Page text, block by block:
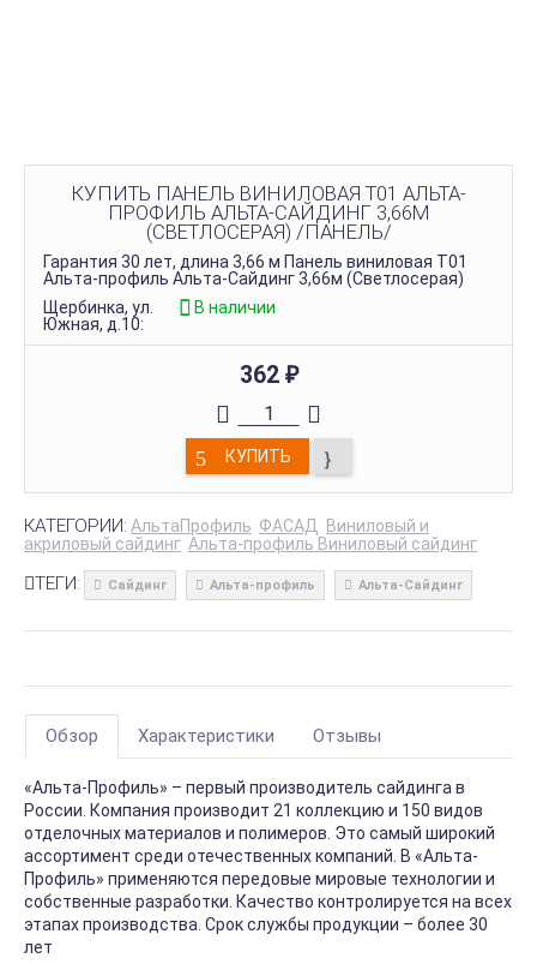
КУПИТЬ ПАНЕЛЬ ВИНИЛОВАЯ Т01 АЛЬТА-
ПРОФИЛЬ АЛЬТА-САЙДИНГ 3,66М
(СВЕТЛОСЕРАЯ) /ПАНЕЛЬ/
Гарантия 30 лет, длина 3,66 м Панель виниловая Т01
Альта-профиль Альта-Сайдинг 3,66м (Светлосерая)
Щербинка, ул.
Южная, д.10:
В наличии
362 ₽
КУПИТЬ
КАТЕГОРИИ: АльтаПрофиль ФАСАД
Виниловый и
акриловый сайдинг Альта-профиль Виниловый сайдинг
ТЕГИ: Сайдинг Альта-профиль Альта-Сайдинг
Обзор Характеристики Отзывы
«Альта-Профиль» – первый производитель сайдинга в
России. Компания производит 21 коллекцию и 150 видов
отделочных материалов и полимеров. Это самый широкий
ассортимент среди отечественных компаний. В «Альта-
Профиль» применяются передовые мировые технологии и
собственные разработки. Качество контролируется на всех
этапах производства. Срок службы продукции – более 30
лет